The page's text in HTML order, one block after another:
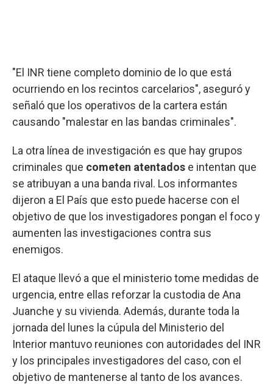
"El INR tiene completo dominio de lo que está
ocurriendo en los recintos carcelarios", aseguró y
señaló que los operativos de la cartera están
causando "malestar en las bandas criminales".
La otra línea de investigación es que hay grupos
criminales que cometen atentados e intentan que
se atribuyan a una banda rival. Los informantes
dijeron a El País que esto puede hacerse con el
objetivo de que los investigadores pongan el foco y
aumenten las investigaciones contra sus
enemigos.
El ataque llevó a que el ministerio tome medidas de
urgencia, entre ellas reforzar la custodia de Ana
Juanche y su vivienda. Además, durante toda la
jornada del lunes la cúpula del Ministerio del
Interior mantuvo reuniones con autoridades del INR
y los principales investigadores del caso, con el
objetivo de mantenerse al tanto de los avances.